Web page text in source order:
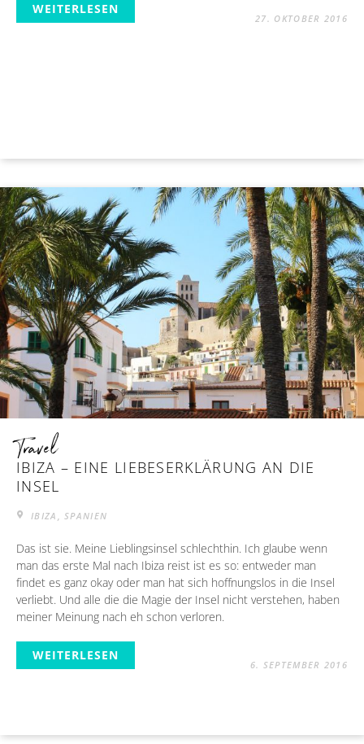
WEITERLESEN
27. OKTOBER 2016
Travel
IBIZA – EINE LIEBESERKLÄRUNG AN DIE
INSEL
IBIZA, SPANIEN
Das ist sie. Meine Lieblingsinsel schlechthin. Ich glaube wenn
man das erste Mal nach Ibiza reist ist es so: entweder man
findet es ganz okay oder man hat sich hoffnungslos in die Insel
verliebt. Und alle die die Magie der Insel nicht verstehen, haben
meiner Meinung nach eh schon verloren.
WEITERLESEN
6. SEPTEMBER 2016